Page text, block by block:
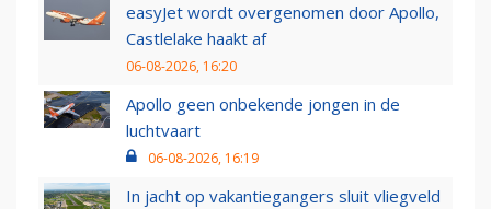
easyJet wordt overgenomen door Apollo,
Castlelake haakt af
06-08-2026, 16:20
Apollo geen onbekende jongen in de
luchtvaart
06-08-2026, 16:19
In jacht op vakantiegangers sluit vliegveld